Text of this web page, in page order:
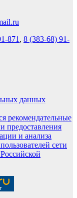
871 , 8 (383-68) 91-
данных
рекомендательные
предоставления
и анализа
сети